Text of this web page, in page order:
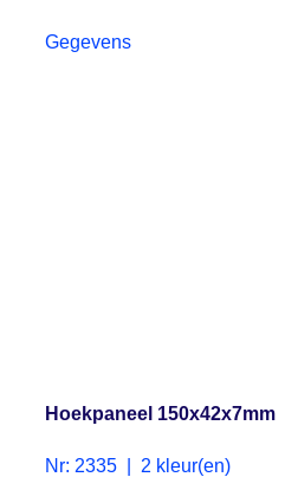
Gegevens
Hoekpaneel 150x42x7mm
Nr: 2335 | 2 kleur(en)